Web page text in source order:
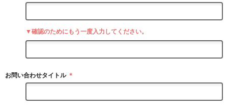
▼確認のためにもう一度入力してください。
お問い合わせタイトル ＊